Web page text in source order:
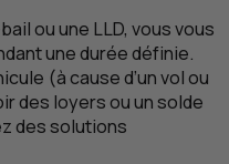
ou une LLD, vous vous
une durée définie.
(à cause d’un vol ou
des loyers ou un solde
des solutions